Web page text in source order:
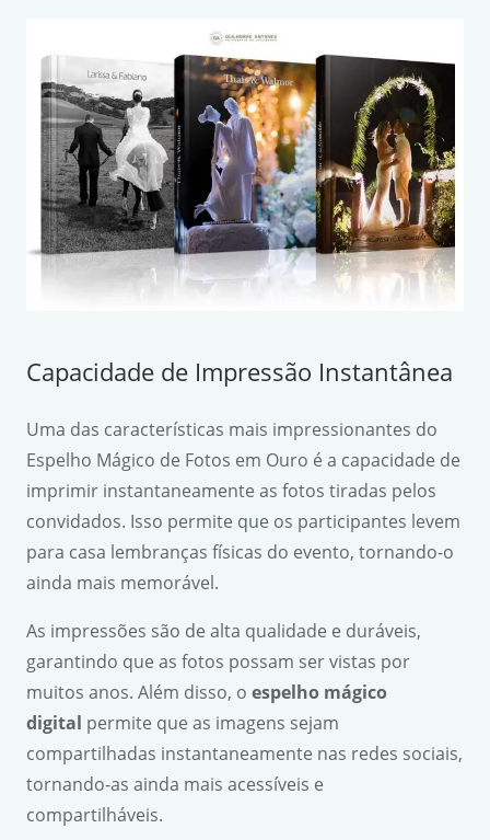
Capacidade de Impressão Instantânea
Uma das características mais impressionantes do
Espelho Mágico de Fotos em Ouro é a capacidade de
imprimir instantaneamente as fotos tiradas pelos
convidados. Isso permite que os participantes levem
para casa lembranças físicas do evento, tornando-o
ainda mais memorável.
As impressões são de alta qualidade e duráveis,
garantindo que as fotos possam ser vistas por
muitos anos. Além disso, o espelho mágico
digital permite que as imagens sejam
compartilhadas instantaneamente nas redes sociais,
tornando-as ainda mais acessíveis e
compartilháveis.